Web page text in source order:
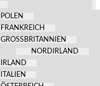
POLEN
FRANKREICH
GROSSBRITANNIEN
NORDIRLAND
IRLAND
ITALIEN